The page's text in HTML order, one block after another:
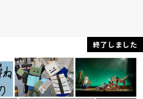
終了しました